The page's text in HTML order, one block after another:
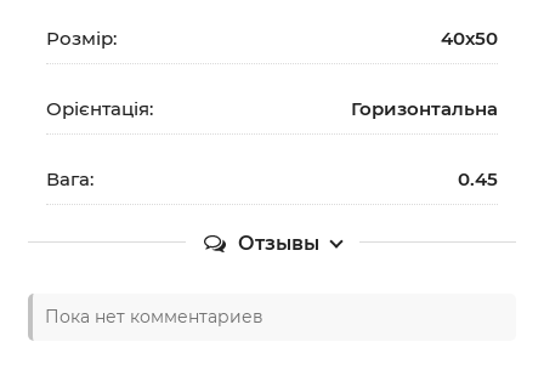
Розмір: 40х50
Орієнтація: Горизонтальна
Вага: 0.45
Отзывы
Пока нет комментариев